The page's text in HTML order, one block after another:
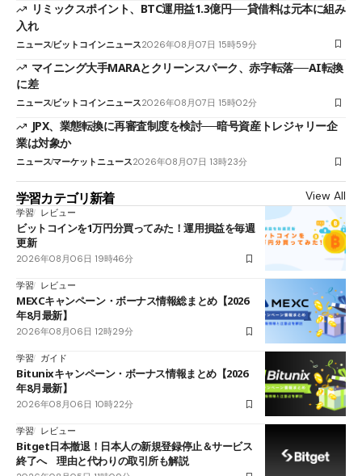
リミックスポイント、BTC運用益1.3億円──貸借料は元本に組み
入れ
ニュースビットコインニュース2026年08月07日 15時59分
マイニング大手MARAとクリーンスパーク、赤字転落──AI転換
に差
ニュースビットコインニュース2026年08月07日 15時02分
JPX、業態転換に再審査制度を検討──暗号資産トレジャリー企
業は対象か
ニュースマーケットニュース2026年08月07日 13時23分
学習カテゴリ新着 View All
学習 レビュー
ビットコインを1万円分買ってみた！運用損益を毎週
更新
2026年08月06日 19時46分
学習 レビュー
MEXCキャンペーン・ボーナス情報総まとめ【2026
年8月最新】
2026年08月06日 12時29分
学習 ガイド
Bitunixキャンペーン・ボーナス情報まとめ【2026
年8月最新】
2026年08月06日 10時22分
学習 レビュー
Bitget日本撤退！日本人の新規登録停止＆サービス
終了へ 理由と代わりの取引所も解説